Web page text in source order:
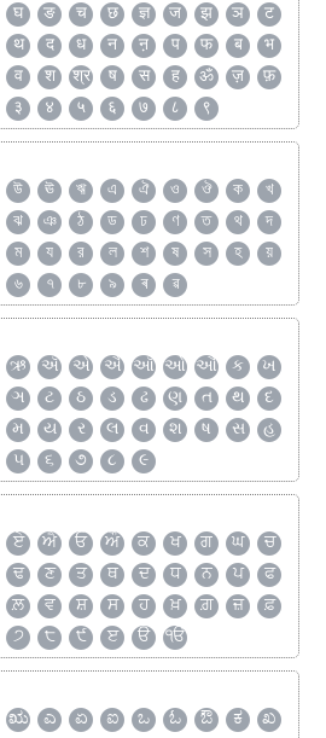
घ ङ च छ ज्ञ ज झ ञ
ट
थ द ध न ऩ प फ ब
भ
व श श्र ष स ह ॐ ज़
फ़
३ ४ ५ ६ ७ ८ ९
উ ঊ ঋ এ ঐ ও ঔ ক
খ
ঝ ঞ ঠ ড ঢ ণ ত থ
দ
ম য র ল শ ষ স হ
য়
৬ ৭ ৮ ৯ ৰ ৱ
ઋ ઍ એ ઐ ઑ ઓ ઔ ક
ખ
ઞ ટ ઠ ડ ઢ ણ ત થ
દ
મ ય ર લ વ શ ષ સ
હ
૫ ૬ ૭ ૮ ૯
ਏ ਐ ਓ ਔ ਕ ਖ ਗ ਘ
ਚ
ਢ ਣ ਤ ਥ ਦ ਧ ਨ ਪ
ਫ
ਲ਼ ਵ ਸ਼ ਸ ਹ ਖ਼ ਗ਼ ਜ਼
ਫ਼
੭ ੮ ੯ ੲ ੳ ੴ
ಋ ಎ ಏ ಐ ಒ ಓ ಔ ಕ
ಖ